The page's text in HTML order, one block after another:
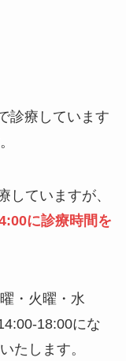
診療しています
していますが、
に診療時間を
・火曜・水
18:00にな
たします。